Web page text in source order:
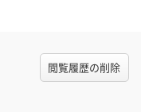
閲覧履歴の削除